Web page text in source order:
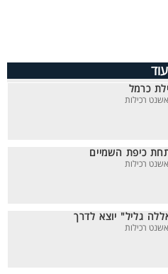
כרמל
כיפת השמיים
גליל" יוצא לדרך